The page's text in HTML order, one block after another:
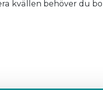
kvällen behöver du